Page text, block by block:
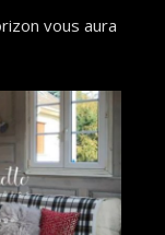
vous aura